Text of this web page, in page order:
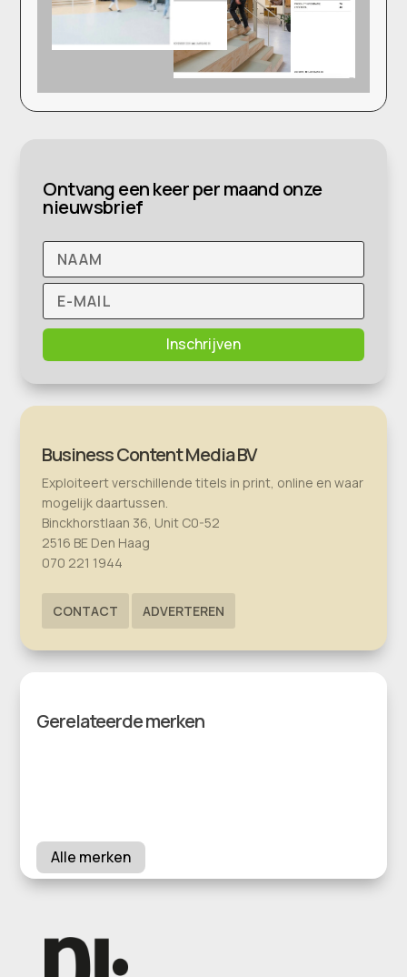
Ontvang een keer per maand onze
nieuwsbrief
Inschrijven
Business Content Media BV
Exploiteert verschillende titels in print, online en waar
mogelijk daartussen.
Binckhorstlaan 36, Unit C0-52
2516 BE Den Haag
070 221 1944
CONTACT ADVERTEREN
Gerelateerde merken
Alle merken